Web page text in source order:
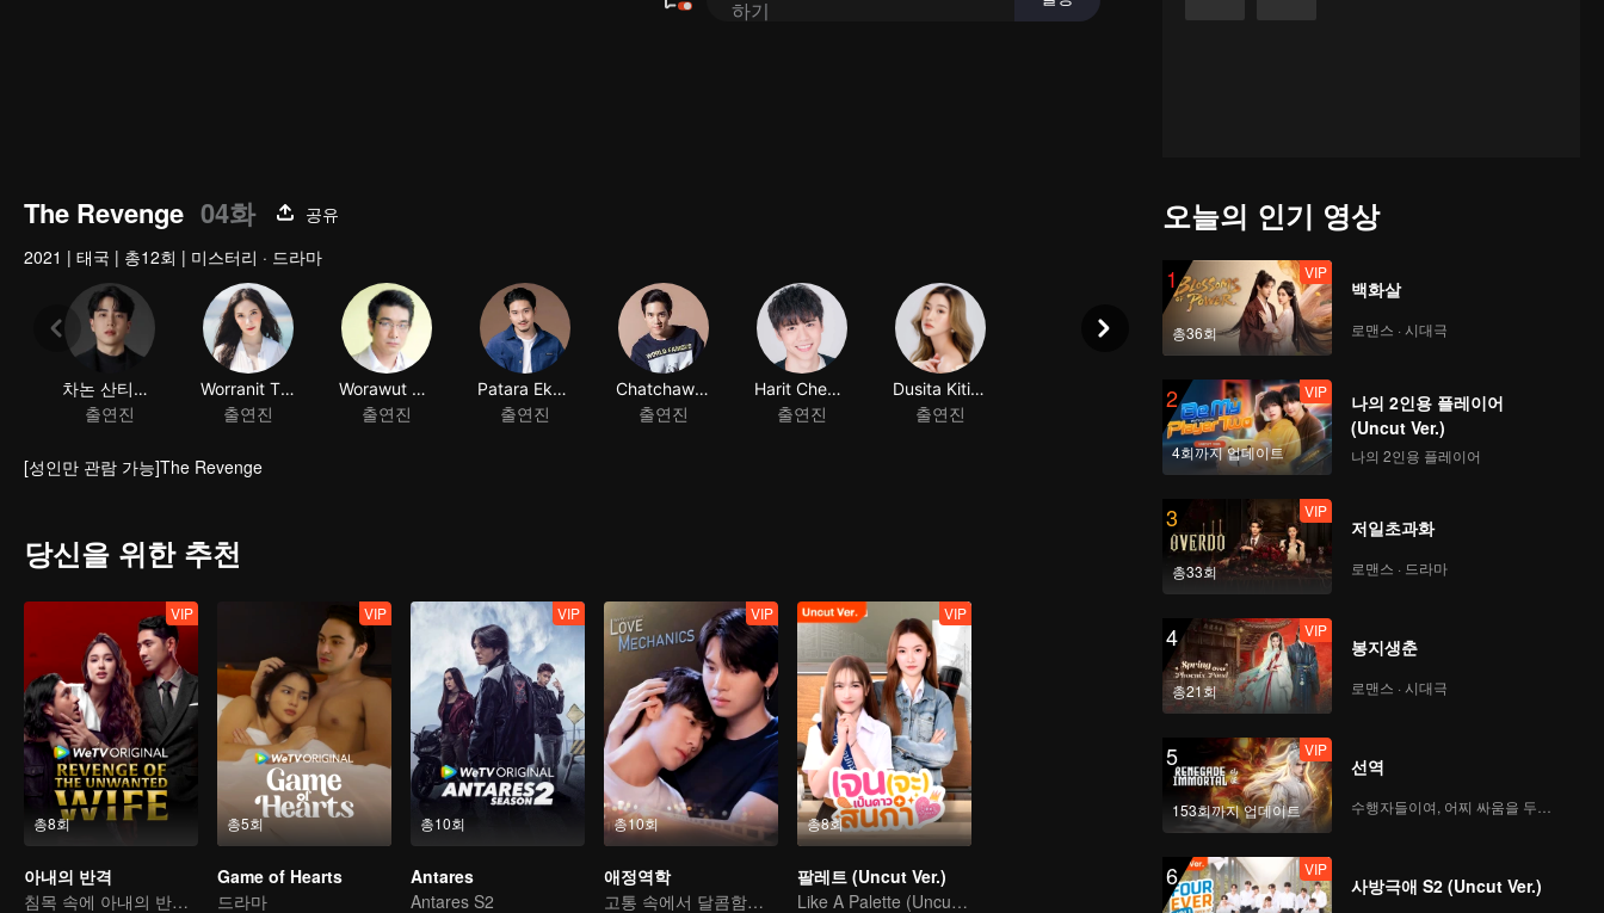
The Revenge 04화
공유
2021 | 태국 | 총12회 | 미스터리 · 드라마
차논 산티네톤쿨
출연진
Worranit Thawornwong
출연진
Worawut Niyomsup
출연진
Patara Eksangkul
출연진
Chatchawit Techarukpong
출연진
Harit Cheewagaroon
출연진
Dusita Kitisarakulchai
출연진
[성인만 관람 가능]The Revenge
당신을 위한 추천
총8회
VIP
아내의 반격
침목 속에 아내의 반격을 준비됐다
총5회
VIP
Game of Hearts
드라마
총10회
VIP
Antares
Antares S2
총10회
VIP
애정역학
고통 속에서 달콤함을 찾은 사랑 여행
총8회
VIP
팔레트 (Uncut Ver.)
Like A Palette (Uncut Ver.)
오늘의 인기 영상
1
총36회
VIP
백화살
로맨스 · 시대극
2
4회까지 업데이트
VIP
나의 2인용 플레이어
(Uncut Ver.)
나의 2인용 플레이어
3
총33회
VIP
저일초과화
로맨스 · 드라마
4
총21회
VIP
봉지생춘
로맨스 · 시대극
5
153회까지 업데이트
VIP
선역
6 VIP
사방극애 S2 (Uncut Ver.)